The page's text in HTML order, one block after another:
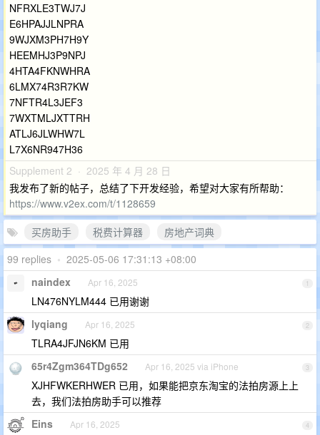
NFRXLE3TWJ7J
E6HPAJJLNPRA
9WJXM3PH7H9Y
HEEMHJ3P9NPJ
4HTA4FKNWHRA
6LMX74R3R7KW
7NFTR4L3JEF3
7WXTMLJXTTRH
ATLJ6JLWHW7L
L7X6NR947H36
Supplement 2 · 2025 年 4 月 28 日
我发布了新的帖子，总结了下开发经验，希望对大家有所帮助：
https://www.v2ex.com/t/1128659
买房助手
税费计算器
房地产词典
99 replies • 2025-05-06 17:31:13 +08:00
1
naindex Apr 16, 2025
LN476NYLM444 已用谢谢
2
lyqiang Apr 16, 2025
TLRA4JFJN6KM 已用
3
65r4Zgm364TDg652 Apr 16, 2025 via iPhone
XJHFWKERHWER 已用，如果能把京东淘宝的法拍房源上上
去，我们法拍房助手可以推荐
4
Eins Apr 16, 2025